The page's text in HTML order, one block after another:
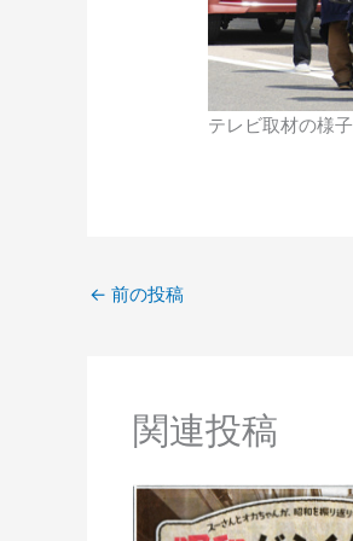
テレビ取材の様子
← 前の投稿
関連投稿